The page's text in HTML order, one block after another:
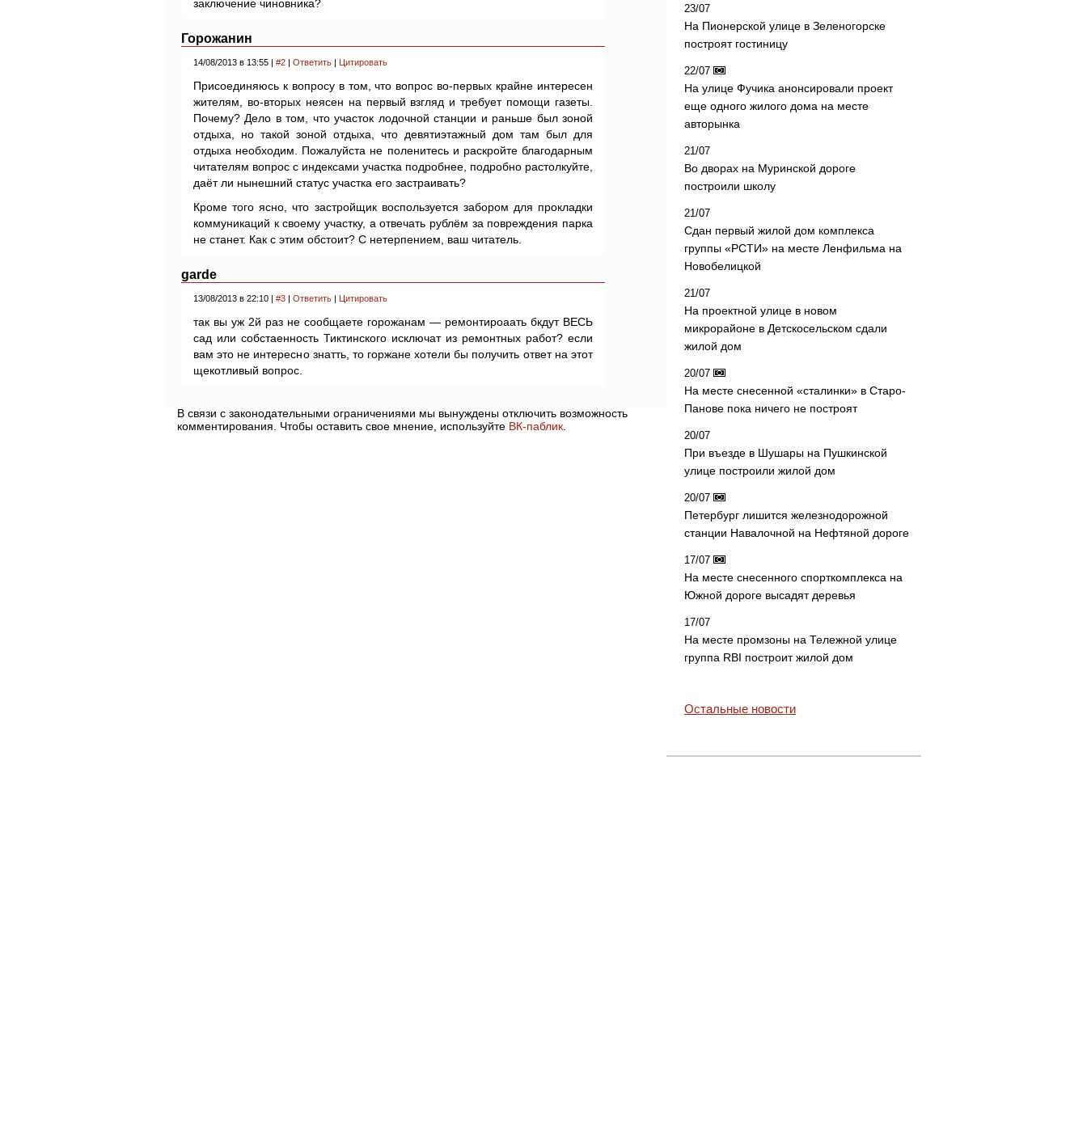
заключение чиновника?
Горожанин
14/08/2013 в 13:55 | #2 | Ответить | Цитировать
Присоединяюсь к вопросу в том, что вопрос во-первых крайне интересен
жителям, во-вторых неясен на первый взгляд и требует помощи газеты.
Почему? Дело в том, что участок лодочной станции и раньше был зоной
отдыха, но такой зоной отдыха, что девятиэтажный дом там был для
отдыха необходим. Пожалуйста не поленитесь и раскройте благодарным
читателям вопрос с индексами участка подробнее, подробно растолкуйте,
даёт ли нынешний статус участка его застраивать?
Кроме того ясно, что застройщик воспользуется забором для прокладки
коммуникаций к своему участку, а отвечать рублём за повреждения парка
не станет. Как с этим обстоит? С нетерпением, ваш читатель.
garde
13/08/2013 в 22:10 | #3 | Ответить | Цитировать
так вы уж 2й раз не сообщаете горожанам — ремонтироаать бкдут ВЕСЬ
сад или собстаенность Тиктинского исключат из ремонтных работ? если
вам это не интересно знатть, то горжане хотели бы получить ответ на этот
щекотливый вопрос.
В связи с законодательными ограничениями мы вынуждены отключить возможность
комментирования. Чтобы оставить свое мнение, используйте ВК-паблик
23/07
На Пионерской улице в Зеленогорске
построят гостиницу
22/07
На улице Фучика анонсировали проект
еще одного жилого дома на месте
авторынка
21/07
Во дворах на Муринской дороге
построили школу
21/07
Сдан первый жилой дом комплекса
группы «РСТИ» на месте Ленфильма на
Новобелицкой
21/07
На проектной улице в новом
микрорайоне в Детскосельском сдали
жилой дом
20/07
На месте снесенной «сталинки» в Старо-
Панове пока ничего не построят
20/07
При въезде в Шушары на Пушкинской
улице построили жилой дом
20/07
Петербург лишится железнодорожной
станции Навалочной на Нефтяной дороге
17/07
На месте снесенного спорткомплекса на
Южной дороге высадят деревья
17/07
На месте промзоны на Тележной улице
группа RBI построит жилой дом
Остальные новости